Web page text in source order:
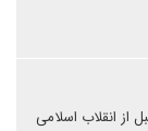
از انقلاب اسلامی